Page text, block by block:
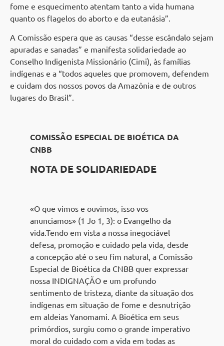
fome e esquecimento atentam tanto a vida humana
quanto os flagelos do aborto e da eutanásia”.
A Comissão espera que as causas “desse escândalo sejam
apuradas e sanadas” e manifesta solidariedade ao
Conselho Indigenista Missionário (Cimi), às famílias
indígenas e a “todos aqueles que promovem, defendem
e cuidam dos nossos povos da Amazônia e de outros
lugares do Brasil”.
COMISSÃO ESPECIAL DE BIOÉTICA DA
CNBB
NOTA DESOLIDARIEDADE
«O que vimos e ouvimos, isso vos
anunciamos» (1 Jo 1, 3): o Evangelho da
vida.Tendo em vista a nossa inegociável
defesa, promoção e cuidado pela vida, desde
a concepção até o seu fim natural, a Comissão
Especial de Bioética da CNBB quer expressar
nossa INDIGNAÇÃO e um profundo
sentimento de tristeza, diante da situação dos
indígenas em situação de fome e desnutrição
em aldeias Yanomami. A Bioética em seus
primórdios, surgiu como o grande imperativo
moral do cuidado com a vida em todas as